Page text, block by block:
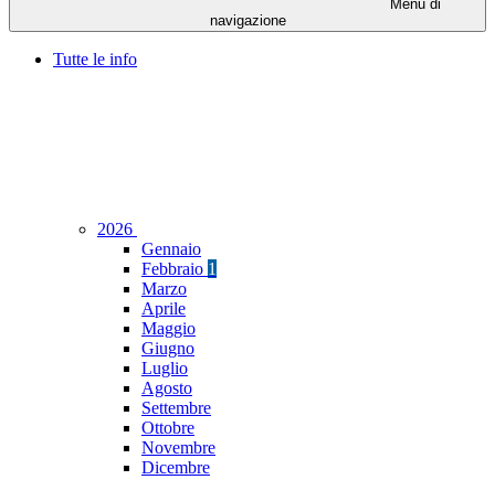
Menu di
navigazione
Tutte le info
2026
Gennaio
Febbraio 1
Marzo
Aprile
Maggio
Giugno
Luglio
Agosto
Settembre
Ottobre
Novembre
Dicembre